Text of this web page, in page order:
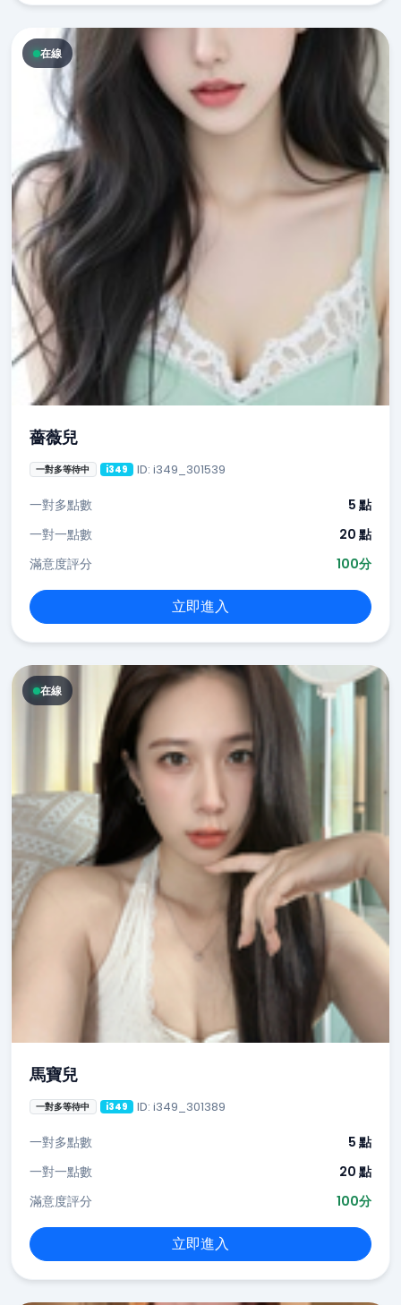
在線
薔薇兒
一對多等待中 i349 ID: i349_301539
一對多點數
5 點
一對一點數
20 點
滿意度評分
100分
立即進入
在線
馬寶兒
一對多等待中 i349 ID: i349_301389
一對多點數
5 點
一對一點數
20 點
滿意度評分
100分
立即進入